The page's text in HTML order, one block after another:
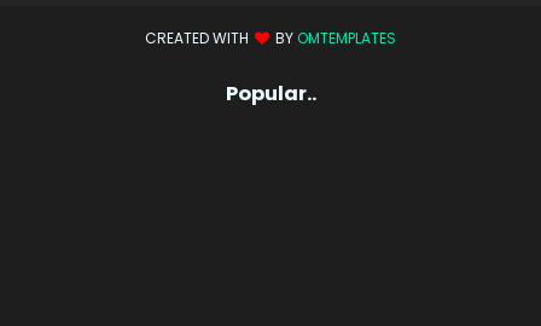
CREATED WITH BY OMTEMPLATES
Popular..